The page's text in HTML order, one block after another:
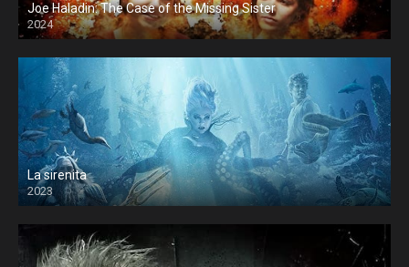
Joe Haladin: The Case of the Missing Sister
2024
La sirenita
2023